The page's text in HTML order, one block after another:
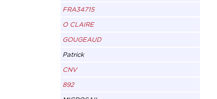
FRA34715
O CLAIRE
GOUGEAUD
Patrick
CNV
892